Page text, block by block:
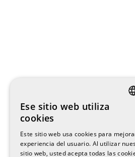
Ese sitio web utiliza
cookies
Este sitio web usa cookies para
experiencia del usuario. Al utilizar
sitio web, usted acepta todas las